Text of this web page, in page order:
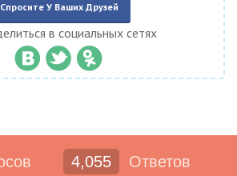
Спросите У Ваших Друзей
в социальных сетях
4,055
Ответов